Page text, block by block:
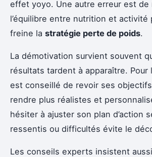
effet yoyo. Une autre erreur est de
l’équilibre entre nutrition et activité
freine la stratégie perte de poids.
La démotivation survient souvent
résultats tardent à apparaître. Pour
est conseillé de revoir ses
rendre plus réalistes et
hésiter à ajuster son plan d’action
ressentis ou difficultés évite le
Les conseils experts insistent